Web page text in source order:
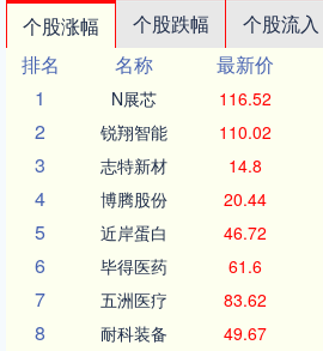
个股涨幅 个股跌幅 个股流入
排名
名称 最新价
1
N展芯 116.52
2 锐翔智能 110.02
3 志特新材 14.8
4 博腾股份 20.44
5 近岸蛋白 46.72
6 毕得医药 61.6
7 五洲医疗 83.62
8 耐科装备 49.67